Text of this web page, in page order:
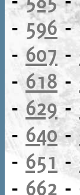
- 596-
- 607 -
- 618 -
- 629-
- 640-
- 651 -
- 662 -